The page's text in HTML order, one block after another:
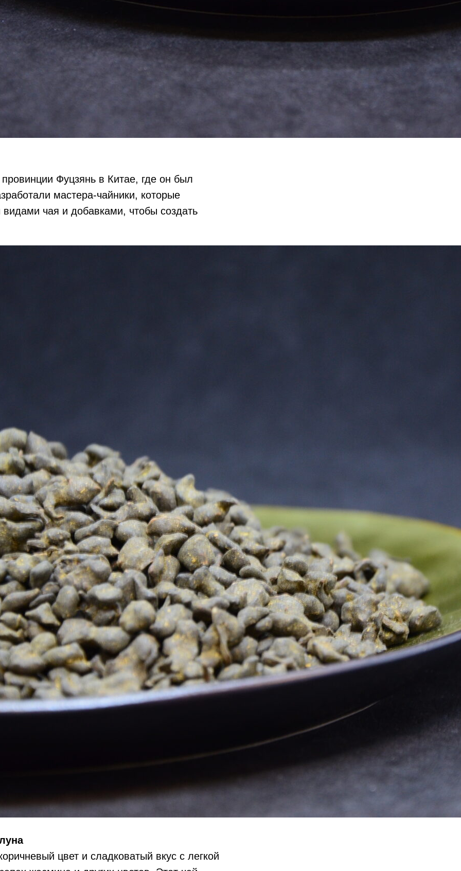
провинции Фуцзянь в Китае, где он был
мастера-чайники, которые
чая и добавками, чтобы создать
цвет и сладковатый вкус с легкой